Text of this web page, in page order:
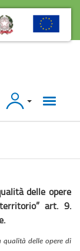
Accedi
delle opere
art. 9.
qualità delle opere di